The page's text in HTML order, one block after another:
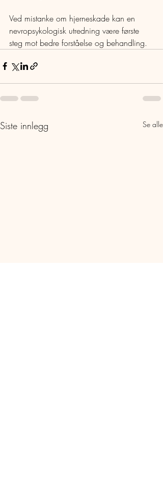
Ved mistanke om hjerneskade kan en
nevropsykologisk utredning være første
steg mot bedre forståelse og behandling.
Siste innlegg Se alle